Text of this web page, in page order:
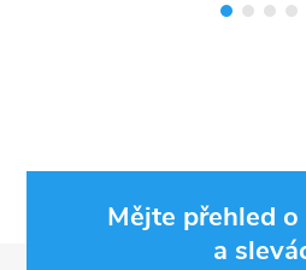
Mějte přehled
a